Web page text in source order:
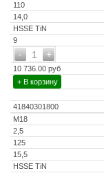
110
14,0
HSSE TiN
9
+
- 1
10 736.00 руб
+ В корзину
41840301800
M18
2,5
125
15,5
HSSE TiN